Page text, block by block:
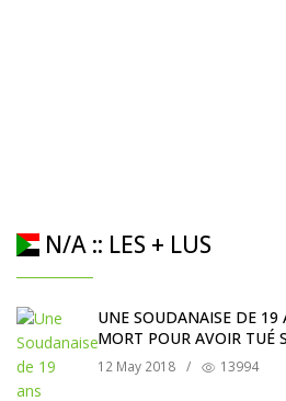
N/A :: LES + LUS
UNE SOUDANAISE DE
MORT POUR AVOIR TUÉ
12 May 2018 / 13994